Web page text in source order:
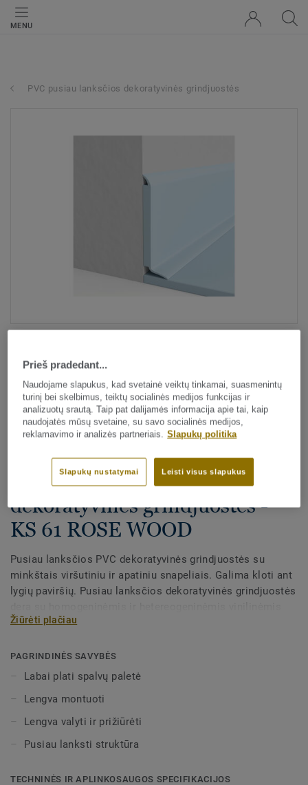
MENU
PVC pusiau lanksčios dekoratyvinės grindjuostės
Visi dekorai (29)
Visi priedai|Apdaila|Grindjuostės
PVC pusiau lanksčios
dekoratyvinės grindjuostės -
KS 61 ROSE WOOD
Pusiau lanksčios PVC dekoratyvinės grindjuostės su
minkštais viršutiniu ir apatiniu snapeliais. Galima kloti ant
lygių paviršių. Pusiau lanksčios dekoratyvinės grindjuostės
ruloninėmis grindų dangomis. Pusiau lanksčios
jas galima labai lengvai derinti su kitomis "Tarkett" grindų
dangomis. Dėl pusiau lanksčios struktūros, jas labai
lengva montuoti.
Žiūrėti plačiau
PAGRINDINĖS SAVYBĖS
Labai plati spalvų paletė
Lengva montuoti
Lengva valyti ir prižiūrėti
Pusiau lanksti struktūra
TECHNINĖS IR APLINKOSAUGOS SPECIFIKACIJOS
Prieš pradedant...
Naudojame slapukus, kad svetainė veiktų tinkamai, suasmenintų
turinį bei skelbimus, teiktų socialinės medijos funkcijas ir
analizuotų srautą. Taip pat dalijamės informacija apie tai, kaip
naudojatės mūsų svetaine, su savo socialinės medijos,
reklamavimo ir analizės partneriais. Slapukų politika
Leisti visus slapukus
Slapukų nustatymai